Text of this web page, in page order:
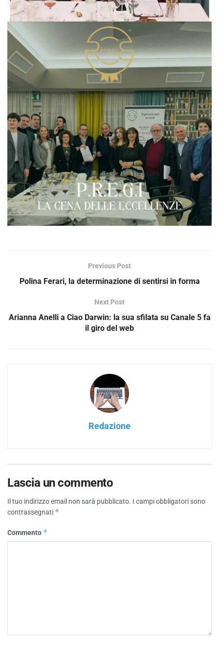
Previous Post
Polina Ferari, la determinazione di sentirsi in forma
Next Post
Arianna Anelli a Ciao Darwin: la sua sfilata su Canale 5 fa
il giro del web
Redazione
Lascia un commento
Il tuo indirizzo email non sarà pubblicato. I campi obbligatori sono
contrassegnati *
Commento *